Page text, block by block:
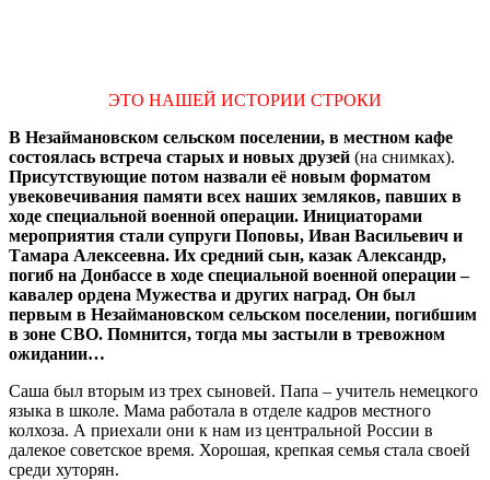
ЭТО НАШЕЙ ИСТОРИИ СТРОКИ
В Незаймановском сельском поселении, в местном кафе
состоялась встреча старых и новых друзей (на снимках).
Присутствующие потом назвали её новым форматом
увековечивания памяти всех наших земляков, павших в
ходе специальной военной операции. Инициаторами
мероприятия стали супруги Поповы, Иван Васильевич и
Тамара Алексеевна. Их средний сын, казак Александр,
погиб на Донбассе в ходе специальной военной операции –
кавалер ордена Мужества и других наград. Он был
первым в Незаймановском сельском поселении, погибшим
в зоне СВО. Помнится, тогда мы застыли в тревожном
ожидании…
Саша был вторым из трех сыновей. Папа – учитель немецкого
языка в школе. Мама работала в отделе кадров местного
колхоза. А приехали они к нам из центральной России в
далекое советское время. Хорошая, крепкая семья стала своей
среди хуторян.